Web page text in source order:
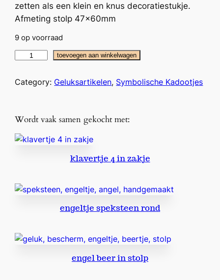
zetten als een klein en knus decoratiestukje.
Afmeting stolp 47x60mm
9 op voorraad
e
n
f
v
j
o
toevoegen aan winkelwagen
Category: Geluksartikelen, Symbolische Kadootjes
Wordt vaak samen gekocht met:
klavertje 4 in zakje
engeltje speksteen rond
engel beer in stolp